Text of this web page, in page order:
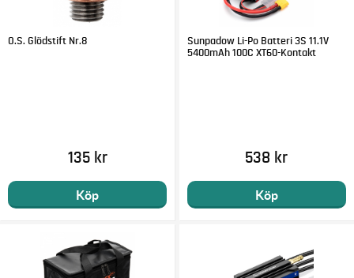
O.S. Glödstift Nr.8
135 kr
Köp
Sunpadow Li-Po Batteri 3S 11.1V
5400mAh 100C XT60-Kontakt
538 kr
Köp